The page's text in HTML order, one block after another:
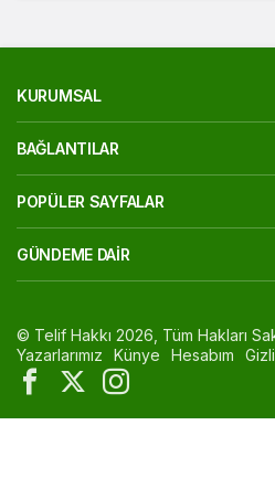
KURUMSAL
BAĞLANTILAR
POPÜLER SAYFALAR
GÜNDEME DAIR
© Telif Hakkı 2026, Tüm Hakları
Yazarlarımız
Künye Hesabım